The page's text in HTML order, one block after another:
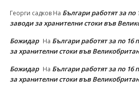
Георги садков На Българи работят за по
заводи за хранителни стоки във
Божидар На Българи работят за по 16
за хранителни стоки във
Божидар На Българи работят за по 16
за хранителни стоки във